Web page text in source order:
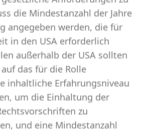
die Mindestanzahl der Jahre
angegeben werden, die für
in den USA erforderlich
außerhalb der USA sollten
auf das für die Rolle
inhaltliche Erfahrungsniveau
um die Einhaltung der
zu
und eine Mindestanzahl